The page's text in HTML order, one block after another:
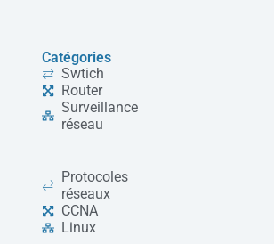
Catégories
Swtich
Router
Surveillance
réseau
Protocoles
réseaux
CCNA
Linux